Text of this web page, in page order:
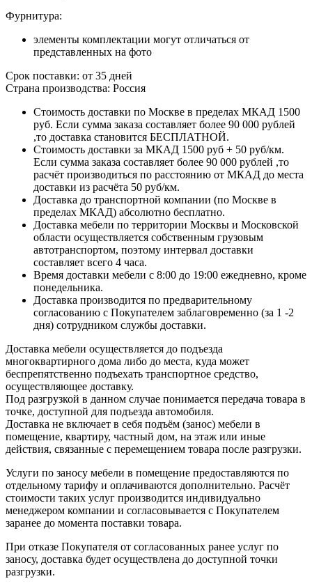
Фурнитура:
элементы комплектации могут отличаться от
представленных на фото
Срок поставки: от 35 дней
Страна производства: Россия
Стоимость доставки по Москве в пределах МКАД 1500
руб. Если сумма заказа составляет более 90 000 рублей
,то доставка становится БЕСПЛАТНОЙ.
Стоимость доставки за МКАД 1500 руб + 50 руб/км.
Если сумма заказа составляет более 90 000 рублей ,то
расчёт производиться по расстоянию от МКАД до места
доставки из расчёта 50 руб/км.
Доставка до транспортной компании (по Москве в
пределах МКАД) абсолютно бесплатно.
Доставка мебели по территории Москвы и Московской
области осуществляется собственным грузовым
автотранспортом, поэтому интервал доставки
составляет всего 4 часа.
Время доставки мебели с 8:00 до 19:00 ежедневно, кроме
понедельника.
Доставка производится по предварительному
согласованию с Покупателем заблаговременно (за 1 -2
дня) сотрудником службы доставки.
Доставка мебели осуществляется до подъезда
многоквартирного дома либо до места, куда может
беспрепятственно подъехать транспортное средство,
осуществляющее доставку.
Под разгрузкой в данном случае понимается передача товара в
точке, доступной для подъезда автомобиля.
Доставка не включает в себя подъём (занос) мебели в
помещение, квартиру, частный дом, на этаж или иные
действия, связанные с перемещением товара после разгрузки.
Услуги по заносу мебели в помещение предоставляются по
отдельному тарифу и оплачиваются дополнительно. Расчёт
стоимости таких услуг производится индивидуально
менеджером компании и согласовывается с Покупателем
заранее до момента поставки товара.
При отказе Покупателя от согласованных ранее услуг по
заносу, доставка будет осуществлена до доступной точки
разгрузки.